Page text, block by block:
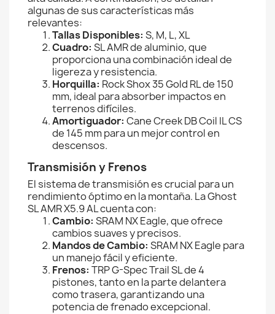
algunas de sus características más
relevantes:
Tallas Disponibles: S, M, L, XL
Cuadro: SL AMR de aluminio, que
proporciona una combinación ideal de
ligereza y resistencia.
Horquilla: Rock Shox 35 Gold RL de 150
mm, ideal para absorber impactos en
terrenos difíciles.
Amortiguador: Cane Creek DB Coil IL CS
de 145 mm para un mejor control en
descensos.
Transmisión y Frenos
El sistema de transmisión es crucial para un
rendimiento óptimo en la montaña. La Ghost
SL AMR X5.9 AL cuenta con:
Cambio: SRAM NX Eagle, que ofrece
cambios suaves y precisos.
Mandos de Cambio: SRAM NX Eagle para
un manejo fácil y eficiente.
Frenos: TRP G-Spec Trail SL de 4
pistones, tanto en la parte delantera
como trasera, garantizando una
potencia de frenado excepcional.